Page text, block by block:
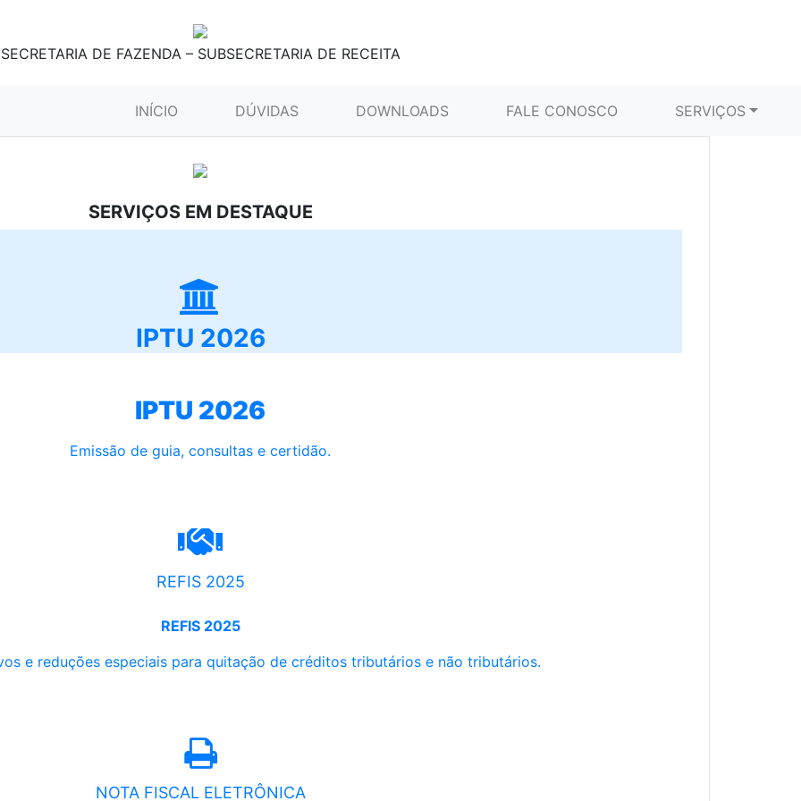
SECRETARIA DE FAZENDA – SUBSECRETARIA DE RECEITA
INÍCIO (CURRENT)DÚVIDAS DOWNLOADS FALE CONOSCO SERVIÇOS
SERVIÇOS EM DESTAQUE
IPTU 2026
IPTU 2026
Emissão de guia, consultas e certidão.
REFIS 2025
REFIS 2025
e reduções especiais para quitação de créditos tributários e não tributários.
NOTA FISCAL ELETRÔNICA